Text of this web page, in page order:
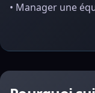
• Manager une